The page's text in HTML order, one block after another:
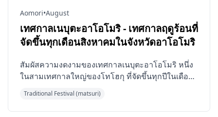
Aomori•August
เทศกาลเนบุตะอาโอโมริ - เทศกาลฤดูร้อนที่
จัดขึ้นทุกเดือนสิงหาคมในจังหวัดอาโอโมริ
สัมผัสความงดงามของเทศกาลเนบุตะอาโอโมริ หนึ่ง
ในสามเทศกาลใหญ่ของโทโฮกุ ที่จัดขึ้นทุกปีในเดือน
ประวัติศาสตร์...
Traditional Festival (matsuri)